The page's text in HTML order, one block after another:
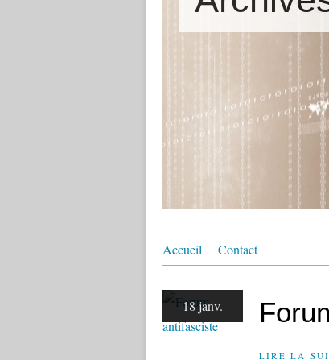
Accueil Contact
18 janv.
LIRE LA